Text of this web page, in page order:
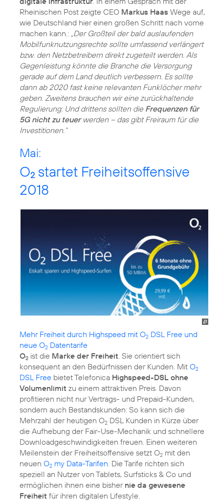
Rheinischen Post zeigte CEO Markus Haas Wege auf,
wie Deutschland hier einen großen Schritt nach vorne
machen kann.: „Der Großteil der bald auslaufenden
Mobilfunknutzungsrechte sollte umfassend verlängert
bzw. den Netzbetreibern direkt zugeteilt werden. Als
Gegenleistung könnte die Branche die Versorgung
gerade auf dem Land deutlich verbessern. Es sollte
dann ab 2020 fast keine relevanten Funklöcher mehr
geben. Zweitens brauchen wir eine zurückhaltende
Regulierung: Und drittens sollten die Frequenzen für
5G nicht zu teuerwerden – das gibt Freiraum für die
Investitionen.“
Mai:
O2 startet Freiheitsoffensive
2018
Mehr Freiheit durch Highspeed mit O2 DSL Free und
neue O2 Datentarife
O2 ist die Marke der Freiheit . Sie orientiert sich
konsequent an den Bedürfnissen der Kunden. Mit O2
DSL Free bietet Telefonica Highspeed-DSL ohne
Volumenlimit zu einem attraktiven Preis. Davon
profitieren nicht nur Vertrags- und Prepaid-Kunden,
sondern auch Bestandskunden: So kann sich die
Mehrzahl der heutigen O2 DSL Kunden in Kürze über
die Aufhebung der Fair-Use-Mechanik und schnellere
Downloadgeschwindigkeiten freuen. Einen weiteren
Meilenstein der Freiheitsoffensive setzt O2 mit den
neuen O2 my Data-Tarifen . Die Tarife richten sich
speziell an Nutzer von Tablets, Surfsticks & Co und
ermöglichen ihnen eine bisher nie da gewesene
Freiheit für ihren digitalen Lifestyle.